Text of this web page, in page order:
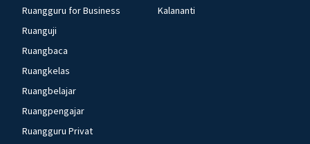
Ruangguru for Business
Ruanguji
Ruangbaca
Ruangkelas
Ruangbelajar
Ruangpengajar
Ruangguru Privat
Kalananti